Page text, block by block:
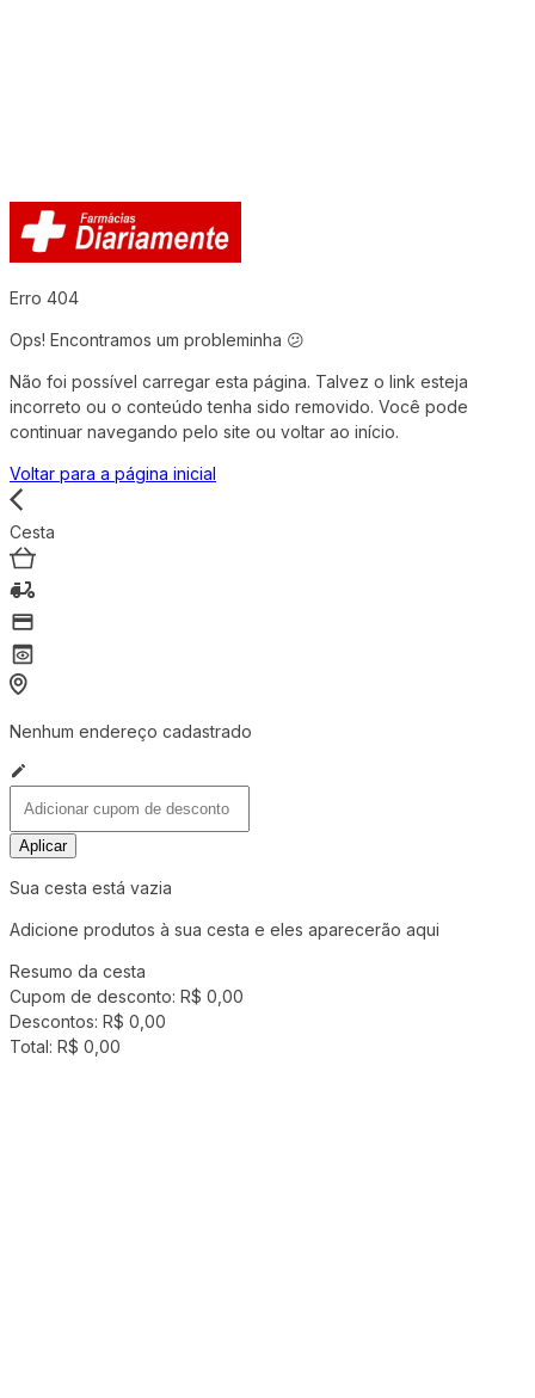
Erro 404
Ops! Encontramos um probleminha 😕
Não foi possível carregar esta página. Talvez o link esteja
incorreto ou o conteúdo tenha sido removido. Você pode
continuar navegando pelo site ou voltar ao início.
Voltar para a página inicial
Cesta
Nenhum endereço cadastrado
Aplicar
Sua cesta está vazia
Adicione produtos à sua cesta e eles aparecerão aqui
Resumo da cesta
Cupom de desconto: R$ 0,00
Descontos: R$ 0,00
Total: R$ 0,00